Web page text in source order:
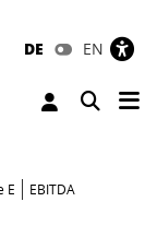
DE EN
Toggle
E EBITDA